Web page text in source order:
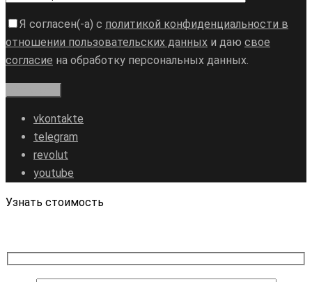
Я согласен(-а) с политикой конфиденциальности в
отношении пользовательских данных и даю свое
согласие на обработку персональных данных.
vkontakte
telegram
revolut
youtube
Узнать стоимость